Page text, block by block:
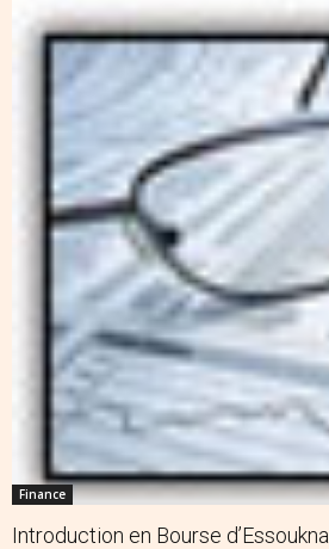
Finance
Introduction en Bourse d’Essoukna